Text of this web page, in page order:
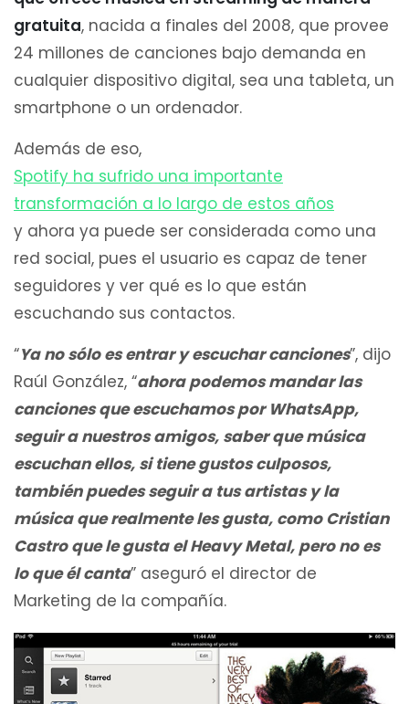
gratuita, nacida a finales del 2008, que provee
24 millones de canciones bajo demanda en
cualquier dispositivo digital, sea una tableta, un
smartphone o un ordenador.
Además de eso,
Spotify ha sufrido una importante
transformación a lo largo de estos años
y ahora ya puede ser considerada como una
red social, pues el usuario es capaz de tener
seguidores y ver qué es lo que están
escuchando sus contactos.
“Ya no sólo es entrar y escuchar canciones”, dijo
Raúl González, “ahora podemos mandar las
canciones que escuchamos por WhatsApp,
seguir a nuestros amigos, saber que música
escuchan ellos, si tiene gustos culposos,
también puedes seguir a tus artistas y la
música que realmente les gusta, como Cristian
Castro que le gusta el Heavy Metal, pero no es
lo que él canta” aseguró el director de
Marketing de la compañía.